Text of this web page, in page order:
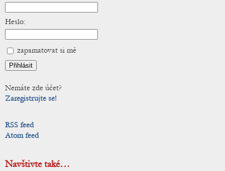
Heslo:
zapamatovat si mě
Nemáte zde účet?
Zaregistrujte se!
RSS feed
Atom feed
Navštivte také…